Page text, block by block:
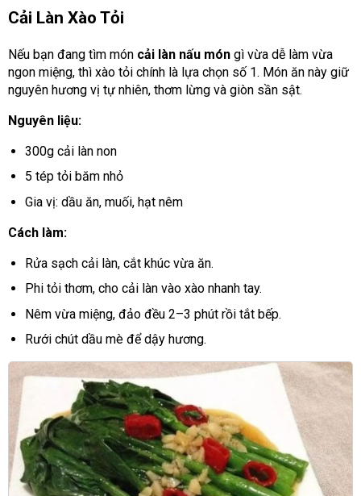
Cải Làn Xào Tỏi
Nếu bạn đang tìm món cải làn nấu món gì vừa dễ làm vừa
ngon miệng, thì xào tỏi chính là lựa chọn số 1. Món ăn này giữ
nguyên hương vị tự nhiên, thơm lừng và giòn sần sật.
Nguyên liệu:
300g cải làn non
5 tép tỏi băm nhỏ
Gia vị: dầu ăn, muối, hạt nêm
Cách làm:
Rửa sạch cải làn, cắt khúc vừa ăn.
Phi tỏi thơm, cho cải làn vào xào nhanh tay.
Nêm vừa miệng, đảo đều 2–3 phút rồi tắt bếp.
Rưới chút dầu mè để dậy hương.